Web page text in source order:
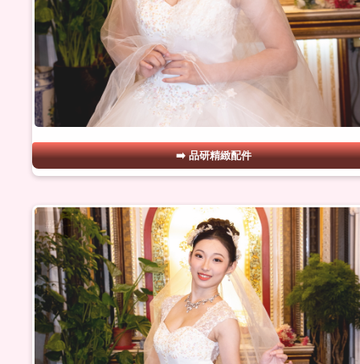
品研精緻配件
#26